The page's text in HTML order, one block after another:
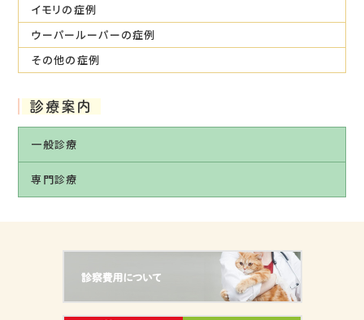
イモリの症例
ウーパールーパーの症例
その他の症例
診療案内
一般診療
専門診療